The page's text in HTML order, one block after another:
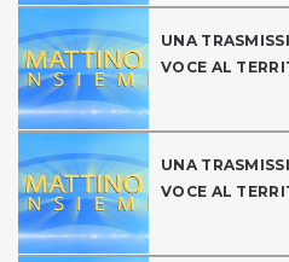
UNA
VOCE AL
UNA
VOCE AL